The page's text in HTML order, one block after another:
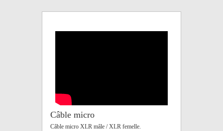
Câble micro
Câble micro XLR mâle / XLR femelle.